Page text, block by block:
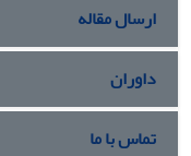
ارسال مقاله
داوران
تماس با ما